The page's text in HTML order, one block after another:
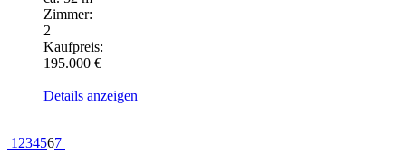
Zimmer:
2
Kaufpreis:
195.000 €
Details anzeigen
1 234567